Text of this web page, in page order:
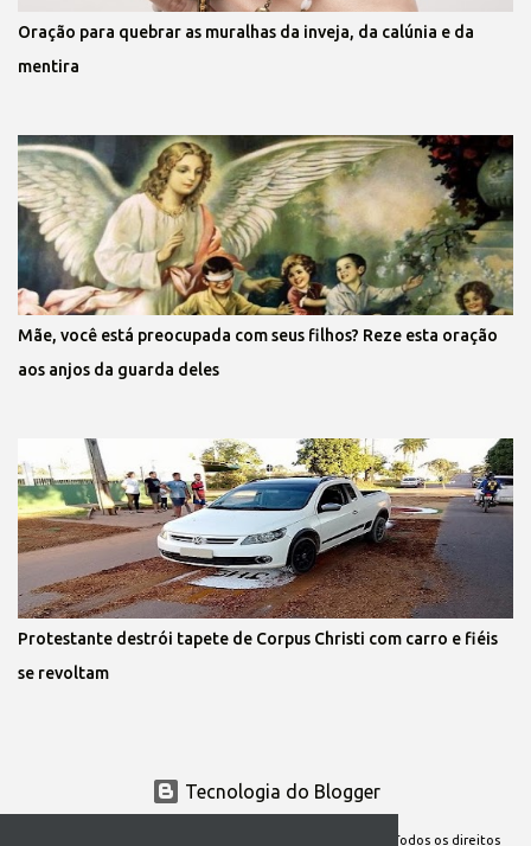
Oração para quebrar as muralhas da inveja, da calúnia e da
mentira
Mãe, você está preocupada com seus filhos? Reze esta oração
aos anjos da guarda deles
Protestante destrói tapete de Corpus Christi com carro e fiéis
se revoltam
Tecnologia do Blogger
Site Oficial da Comunidade Nossa Senhora cuida de mim. Todos os direitos